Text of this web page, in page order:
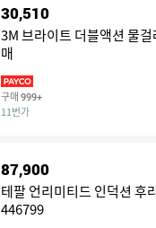
30,510
3M 브라이트 더블액션 물
매
구매 999+
11번가
87,900
테팔 언리미티드 인덕션 후
446799